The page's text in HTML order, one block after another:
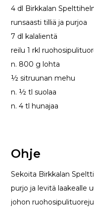
4 dl Birkkalan
runsaasti tilliä ja purjoa
7 dl kalalientä
reilu 1 rkl
n. 800 g lohta
½ sitruunan mehu
n. ½ tl suolaa
n. 4 tl hunajaa
Ohje
Sekoita Birkkalan
purjo ja levitä laakealle
johon